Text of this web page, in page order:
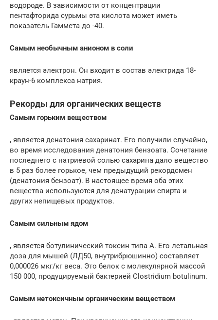
водороде. В зависимости от концентрации
пентафторида сурьмы эта кислота может иметь
показатель Гаммета до -40.
Самым необычным анионом в соли
является электрон. Он входит в состав электрида 18-
краун-6 комплекса натрия.
Рекорды для органических веществ
Самым горьким веществом
, является денатония сахаринат. Его получили случайно,
во время исследования денатония бензоата. Сочетание
последнего с натриевой солью сахарина дало вещество
в 5 раз более горькое, чем предыдущий рекордсмен
(денатония бензоат). В настоящее время оба этих
вещества используются для денатурации спирта и
других непищевых продуктов.
Самым сильным ядом
, является ботулинический токсин типа А. Его летальная
доза для мышей (ЛД50, внутрибрюшинно) составляет
0,000026 мкг/кг веса. Это белок с молекулярной массой
150 000, продуцируемый бактерией Clostridium botulinum.
Самым нетоксичным органическим веществом